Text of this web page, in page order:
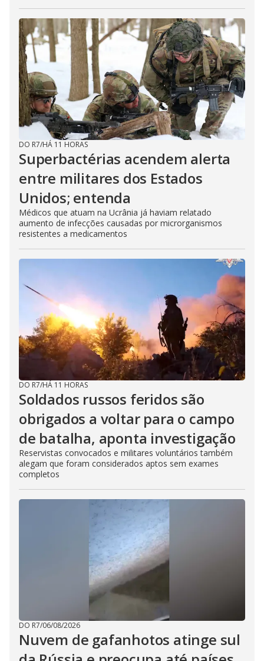
DO R7/HÁ 11 HORAS
Superbactérias acendem alerta
entre militares dos Estados
Unidos; entenda
Médicos que atuam na Ucrânia já haviam relatado
aumento de infecções causadas por microrganismos
resistentes a medicamentos
DO R7/HÁ 11 HORAS
Soldados russos feridos são
obrigados a voltar para o campo
de batalha, aponta investigação
Reservistas convocados e militares voluntários também
alegam que foram considerados aptos sem exames
completos
DO R7/06/08/2026
Nuvem de gafanhotos atinge sul